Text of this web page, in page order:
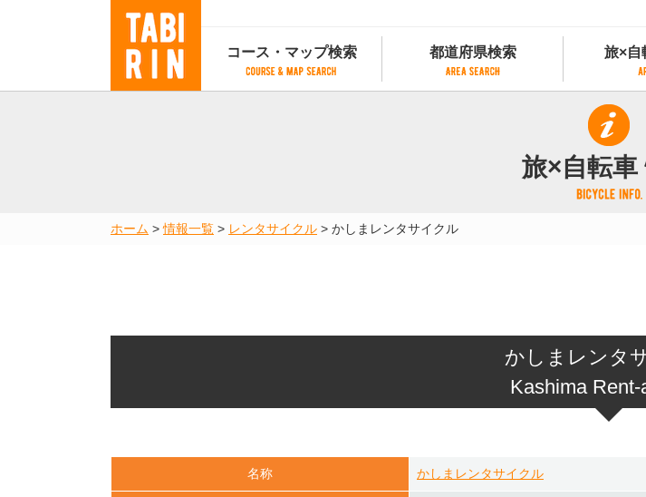
コース・マップ検索
地図から検索
都道府県検索
都道府県別サイクリング情報
都道府県アクセスランキング
旅×自
旅×自
記事一覧
カテゴリから
サイ
サ
タン
レン
旅×自転車
ホーム >情報一覧 > レンタサイクル > かしまレンタサイクル
かしまレンタ
Kashima
名称 かしまレンタサイクル